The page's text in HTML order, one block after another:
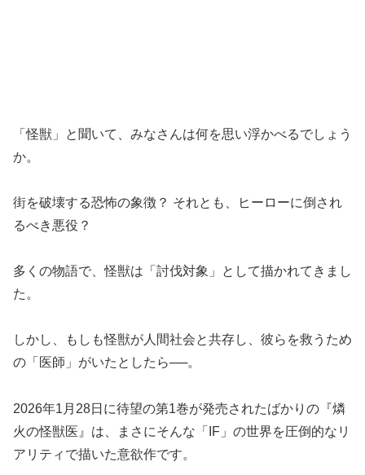
「怪獣」と聞いて、みなさんは何を思い浮かべるでしょう
か。
街を破壊する恐怖の象徴？ それとも、ヒーローに倒され
るべき悪役？
多くの物語で、怪獣は「討伐対象」として描かれてきまし
た。
しかし、もしも怪獣が人間社会と共存し、彼らを救うため
の「医師」がいたとしたら──。
2026年1月28日に待望の第1巻が発売されたばかりの『燐
火の怪獣医』は、まさにそんな「IF」の世界を圧倒的なリ
アリティで描いた意欲作です。